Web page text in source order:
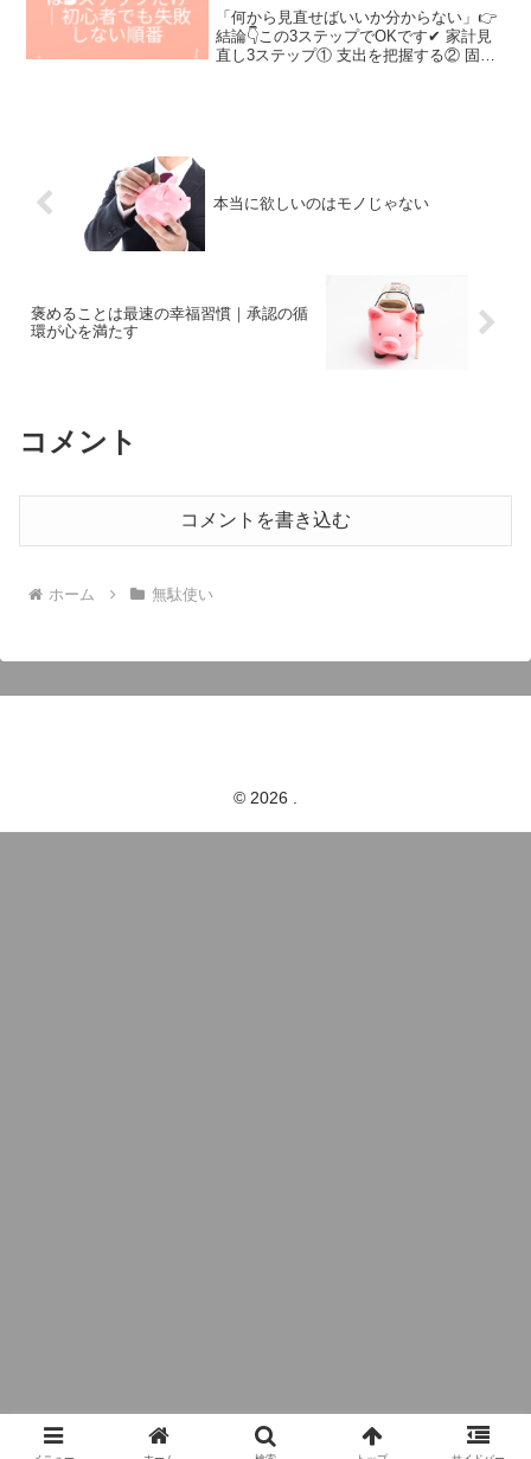
「何から見直せばいいか分からない」👉
結論👇この3ステップでOKです✔ 家計見
直し3ステップ① 支出を把握する② 固定
本当に欲しいのはモノじゃない
褒めることは最速の幸福習慣｜承認の循
環が心を満たす
コメント
コメントを書き込む
ホーム 無駄使い
© 2026 .